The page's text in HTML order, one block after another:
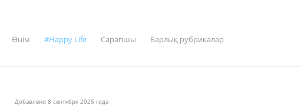
Өнім #Happy Life Сарапшы Барлық рубрикалар
Добавлено 8 сентября 2025 года